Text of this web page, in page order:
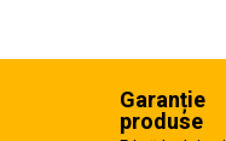
Garanție
produse